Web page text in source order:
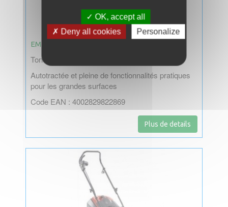
EM461S
Tondeuse autotractée 1800 W 46 cm
Autotractée et pleine de fonctionnalités pratiques
pour les grandes surfaces
Code EAN : 4002829822869
Plus de details
OK, accept all
Deny all cookies
Personalize